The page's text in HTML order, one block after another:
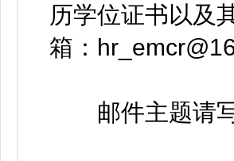
历学位证书以及
箱：
邮件主题请写